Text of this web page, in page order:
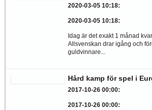
2020-03-05 10:18:
2020-03-05 10:18:
Idag är det exakt 1 månad
Allsvenskan drar igång och
guldvinnare...
Hård kamp för spel i
2017-10-26 00:00:
2017-10-26 00:00: